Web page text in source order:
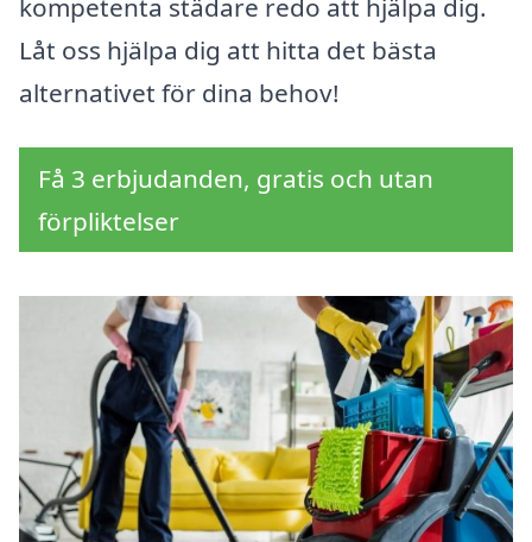
kompetenta städare redo att hjälpa dig.
Låt oss hjälpa dig att hitta det bästa
alternativet för dina behov!
Få 3 erbjudanden, gratis och utan
förpliktelser